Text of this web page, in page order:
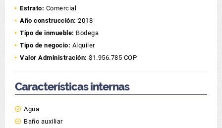
Estrato: Comercial
Año construcción: 2018
Tipo de inmueble: Bodega
Tipo de negocio: Alquiler
Valor Administración: $1.956.785 COP
Características internas
Agua
Baño auxiliar